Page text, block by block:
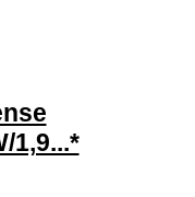
1,9...*